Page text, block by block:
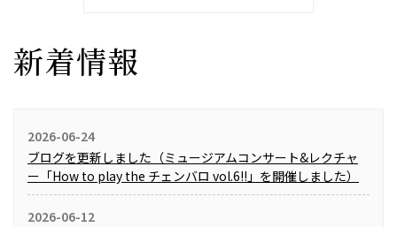
新着情報
2026-06-24
ブログを更新しました（ミュージアムコンサート&レクチャ
ー「How to play the チェンバロ vol.6!!」を開催しました）
2026-06-12